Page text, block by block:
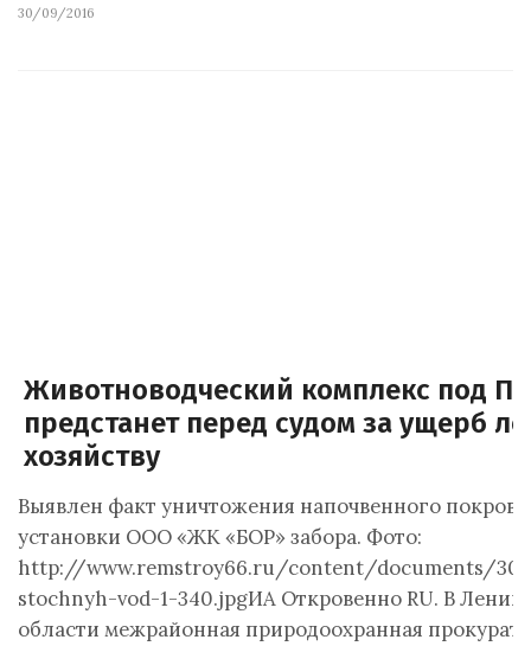
30/09/2016
Животноводческий комплекс под
предстанет перед судом за ущерб
хозяйству
Выявлен факт уничтожения напочвенного покрова
установки ООО «ЖК «БОР» забора. Фото:
http://www.remstroy66.ru/content/documents/
stochnyh-vod-1-340.jpgИА Откровенно RU. В
области межрайонная природоохранная